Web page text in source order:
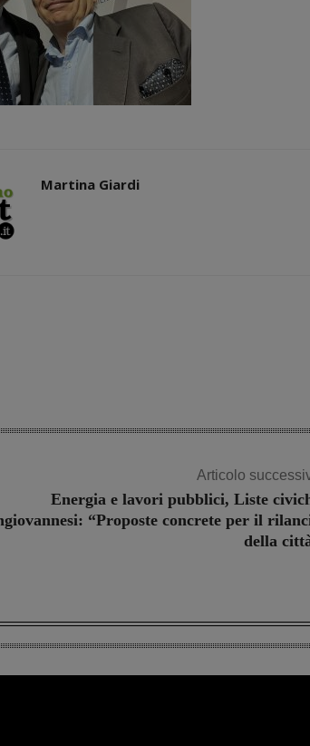
Martina Giardi
Articolo
Energia e lavori pubblici, Liste
“Proposte concrete per il
della